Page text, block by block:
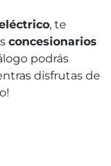
, te
concesionarios
podrás
disfrutas de